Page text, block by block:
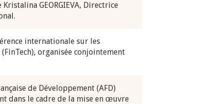
GEORGIEVA, Directrice
internationale sur les
organisée conjointement
de Développement (AFD)
dans le cadre de la mise en œuvre